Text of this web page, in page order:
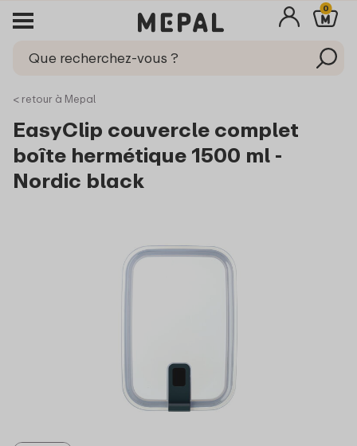
0
< retour à Mepal
EasyClip couvercle complet
boîte hermétique 1500 ml -
Nordic black